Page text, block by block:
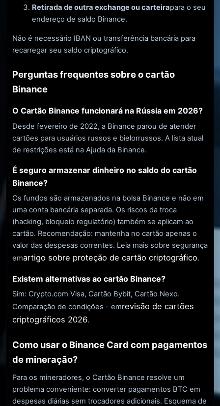
Retirada de outra exchange ou carteirapara o seu
endereço de saldo Binance.
Não é necessário IBAN ou transferência bancária para
recarregar seu saldo criptográfico.
Perguntas frequentes sobre o cartão
Binance
O Cartão Binance funcionará na Rússia em 2026?
Desde fevereiro de 2022, a Binance parou de atender
cartões para usuários russos e bielorrussos. A lista atual
de restrições está na Ajuda da Binance.
É seguro armazenar dinheiro no saldo do cartão
Binance?
Os fundos são armazenados na bolsa Binance e não em
uma conta bancária separada. Os riscos da troca
(hacking, bloqueio regulatório) também se aplicam ao
cartão. Recomendação: mantenha no cartão apenas o
valor das despesas correntes. Leia mais sobre segurança
emartigo sobre proteção de cartão criptográfico.
Existem alternativas ao cartão Binance?
Sim: Crypto.com Visa, Cartão Bybit, Cartão Nexo.
Comparação de condições - emrevisão de cartões
criptográficos 2026.
Como usar o Binance Card com pagamentos
de mineração?
Para os mineradores, o Cartão Binance resolve um
problema conveniente: converter pagamentos BTC em
despesas diárias sem trocadores adicionais. Esquema de